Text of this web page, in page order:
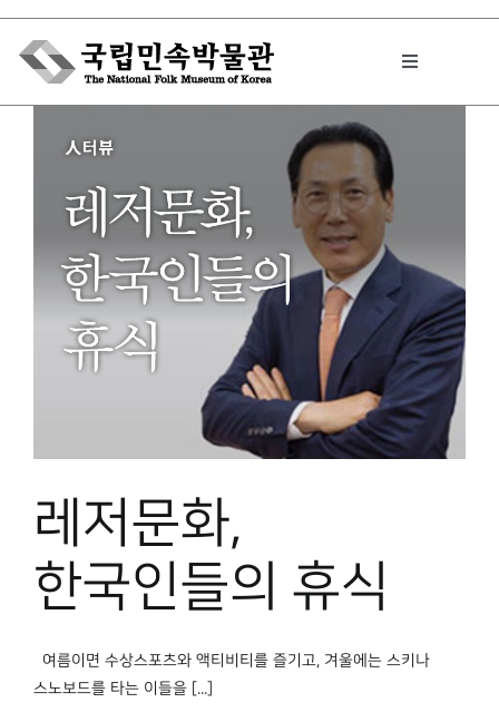
Skip
content
Toggle
박물관에서는
민속이야기
민속 인사이드
박물관 홈페이지
레저문화,
한국인들의 휴식
여름이면 수상스포츠와 액티비티를 즐기고, 겨울에는 스키나
스노보드를 타는 이들을 [...]